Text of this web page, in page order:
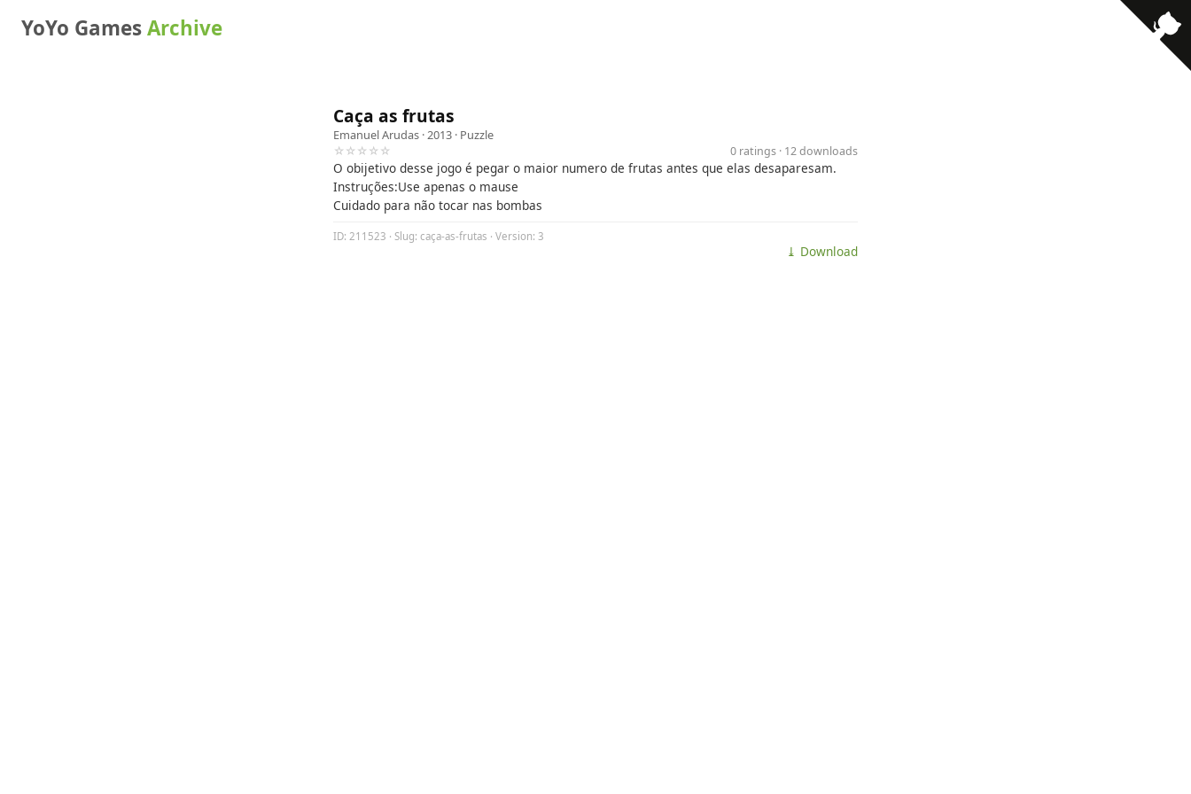
YoYo GamesArchive
Caça as frutas
Emanuel Arudas · 2013 · Puzzle
☆☆☆☆☆
0 ratings · 12 downloads
O obijetivo desse jogo é pegar o maior numero de frutas antes que elas desaparesam.
Instruções:Use apenas o mause
Cuidado para não tocar nas bombas
ID: 211523 · Slug: caça-as-frutas · Version: 3
⤓ Download